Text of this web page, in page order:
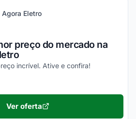
Agora Eletro
preço do mercado na
incrível. Ative e confira!
Ver oferta